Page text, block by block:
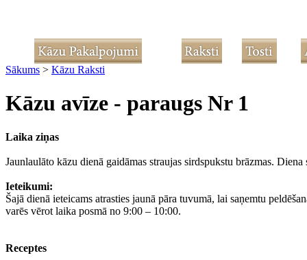
Sākums > Kāzu Raksti
Kāzu avīze - paraugs Nr 1
Laika ziņas
Jaunlaulāto kāzu dienā gaidāmas straujas sirdspukstu brāzmas.
Ieteikumi:
Šajā dienā ieteicams atrasties jaunā pāra tuvumā, lai saņemtu
varēs vērot laika posmā no 9:00 – 10:00.
Receptes